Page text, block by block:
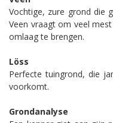
Vochtige, zure grond die
Veen vraagt om veel
omlaag te brengen.
Löss
Perfecte tuingrond, die
voorkomt.
Grondanalyse